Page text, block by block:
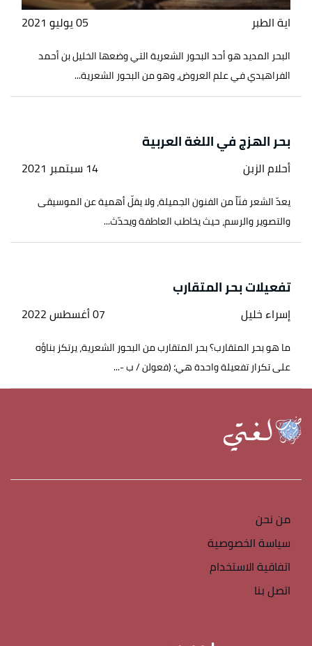
اية الطبر 05 يوليو 2021
البحر المديد هو أحد البحور الشعرية التي وضعها الخليل بن أحمد
الفراهيدي في علم العروض، وهو من البحور الشعرية...
بحر الهزج في اللغة العربية
أحلام الزبن 14 سبتمبر 2021
يعدّ الشعر فنّاً من الفنون الجميلة، ولا يقلّ أهمية عن الموسيقى
والتصوير والرسم، حيث يخاطب العاطفة ويحدّث...
تفعيلات بحر المتقارب
إسراء خليل 07 أغسطس 2022
ما هو بحر المتقارب؟ بحر المتقارب من البحور الشعرية، يرتكز بناؤه
على تكرار تفعيلة واحدة هي؛ (فعولن / ب -...
من نحن
سياسة الخصوصية
اتفاقية الاستخدام
اتصل بنا